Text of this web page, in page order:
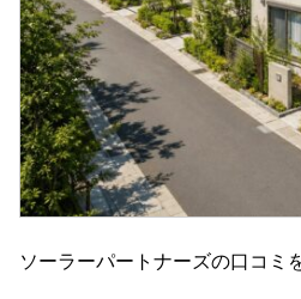
ソーラーパートナーズの口コミ